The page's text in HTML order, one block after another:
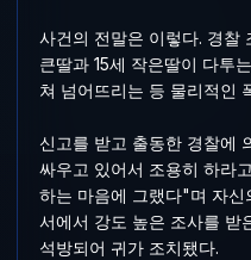
사건의 전말은 이렇다. 경찰
큰딸과 15세 작은딸이 다투
쳐 넘어뜨리는 등 물리적인
신고를 받고 출동한 경찰에
싸우고 있어서 조용히 하라
하는 마음에 그랬다"며 자신
서에서 강도 높은 조사를 받
석방되어 귀가 조치됐다.